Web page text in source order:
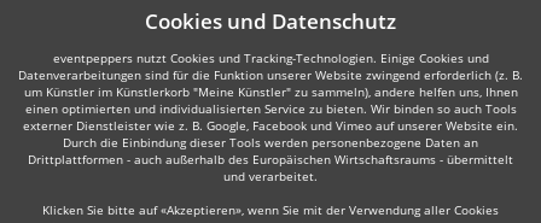
Cookies und Datenschutz
eventpeppers nutzt Cookies und Tracking-Technologien. Einige Cookies und
Datenverarbeitungen sind für die Funktion unserer Website zwingend erforderlich (z. B.
um Künstler im Künstlerkorb "Meine Künstler" zu sammeln), andere helfen uns, Ihnen
einen optimierten und individualisierten Service zu bieten. Wir binden so auch Tools
externer Dienstleister wie z. B. Google, Facebook und Vimeo auf unserer Website ein.
Durch die Einbindung dieser Tools werden personenbezogene Daten an
Drittplattformen - auch außerhalb des Europäischen Wirtschaftsraums - übermittelt
und verarbeitet.
Klicken Sie bitte auf «Akzeptieren», wenn Sie mit der Verwendung aller Cookies